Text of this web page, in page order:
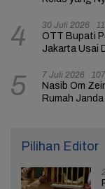
4 30 Juli 2026
OTT Bupati
Jakarta Usai
5 7 Juli 2026
Nasib Om
Rumah Janda
Pilihan Editor